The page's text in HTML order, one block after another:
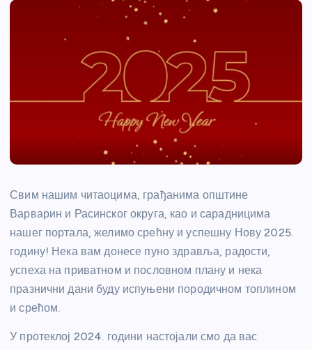
Свим нашим читаоцима, грађанима општине
Варварин и Расинског округа, као и сарадницима
нашег портала, желимо срећну и успешну Нову 2025.
годину! Нека вам донесе пуно здравља, радости,
успеха на приватном и пословном плану и нека
празнични дани буду испуњени породичном топлином
и срећом.
У протеклој 2024. години настојали смо да вас